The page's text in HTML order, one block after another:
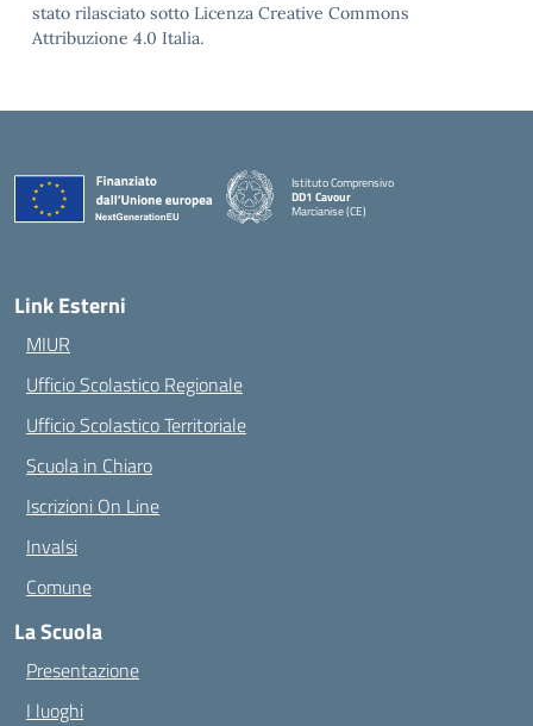
stato rilasciato sotto Licenza Creative Commons
Attribuzione 4.0 Italia.
Istituto Comprensivo
DD1 Cavour
Marcianise (CE)
Link Esterni
MIUR
Ufficio Scolastico Regionale
Ufficio Scolastico Territoriale
Scuola in Chiaro
Iscrizioni On Line
Invalsi
Comune
La Scuola
Presentazione
I luoghi